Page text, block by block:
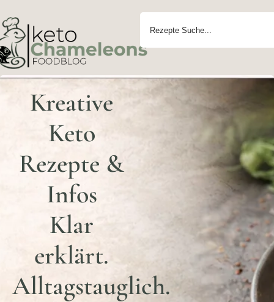
Kreative
Keto
Rezepte &
Infos
Klar
erklärt.
Alltagstauglich.